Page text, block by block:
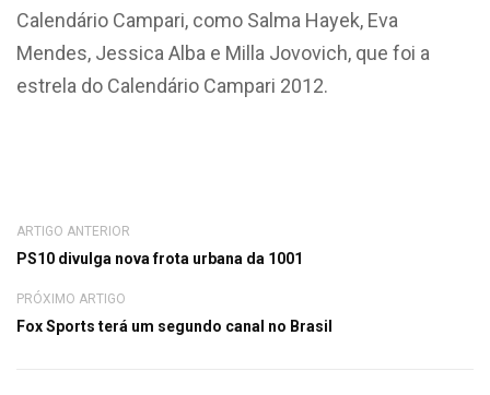
Calendário Campari, como Salma Hayek, Eva
Mendes, Jessica Alba e Milla Jovovich, que foi a
estrela do Calendário Campari 2012.
ARTIGO ANTERIOR
PS10 divulga nova frota urbana da 1001
PRÓXIMO ARTIGO
Fox Sports terá um segundo canal no Brasil